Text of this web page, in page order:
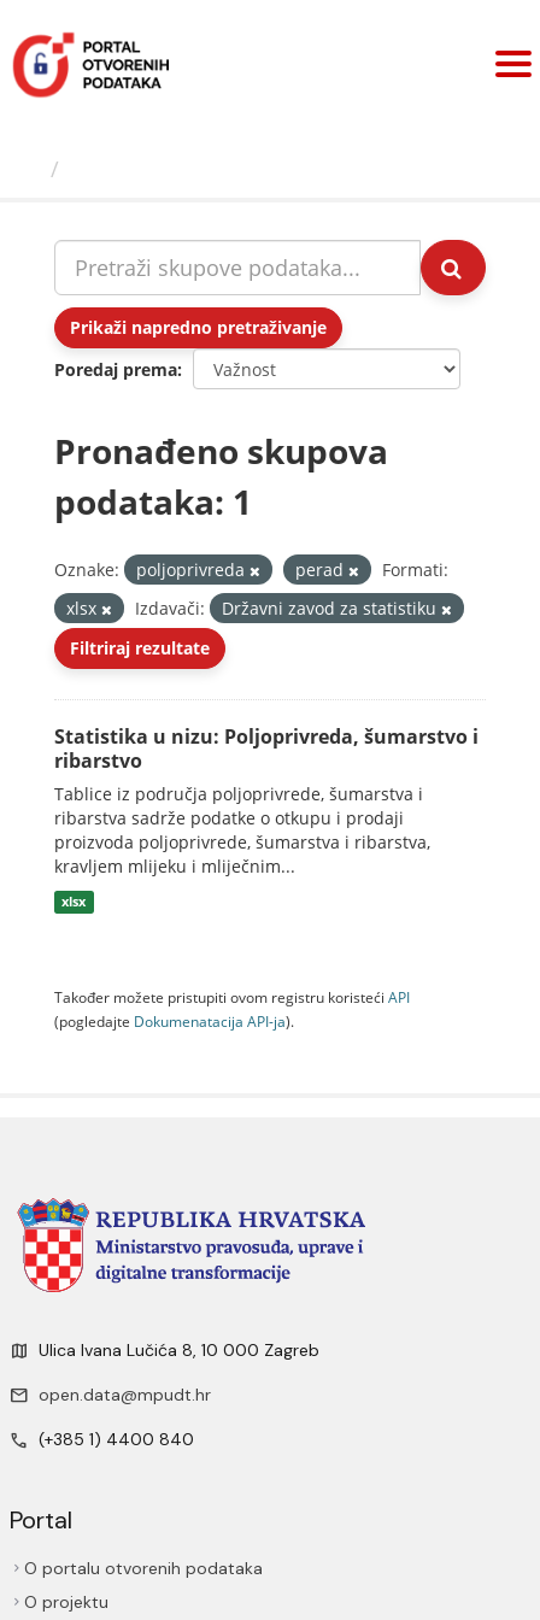
sadržaj
Prikaži napredno pretraživanje
Poredaj prema
Pronađeno skupova
podataka: 1
Oznake: poljoprivreda perad
Formati:
xlsx
Izdavači:
Državni zavod za statistiku
Filtriraj rezultate
Statistika u nizu: Poljoprivreda, šumarstvo i
ribarstvo
Tablice iz područja poljoprivrede, šumarstva i
ribarstva sadrže podatke o otkupu i prodaji
proizvoda poljoprivrede, šumarstva i ribarstva,
kravljem mlijeku i mliječnim...
xlsx
Također možete pristupiti ovom registru koristeći API
(pogledajte Dokumenаtаcijа API-jа).